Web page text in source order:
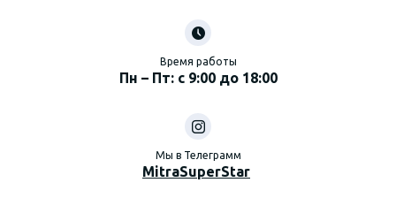
Время работы
Пн – Пт: с 9:00 до 18:00
Мы в Телеграмм
MitraSuperStar